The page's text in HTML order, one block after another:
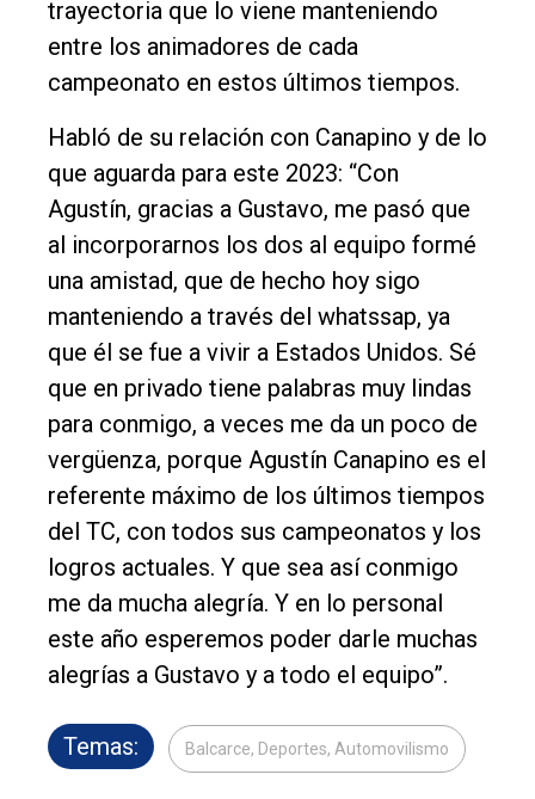
trayectoria que lo viene manteniendo
entre los animadores de cada
campeonato en estos últimos tiempos.
Habló de su relación con Canapino y de lo
que aguarda para este 2023: “Con
Agustín, gracias a Gustavo, me pasó que
al incorporarnos los dos al equipo formé
una amistad, que de hecho hoy sigo
manteniendo a través del whatssap, ya
que él se fue a vivir a Estados Unidos. Sé
que en privado tiene palabras muy lindas
para conmigo, a veces me da un poco de
vergüenza, porque Agustín Canapino es el
referente máximo de los últimos tiempos
del TC, con todos sus campeonatos y los
logros actuales. Y que sea así conmigo
me da mucha alegría. Y en lo personal
este año esperemos poder darle muchas
alegrías a Gustavo y a todo el equipo”.
Temas: Balcarce, Deportes, Automovilismo